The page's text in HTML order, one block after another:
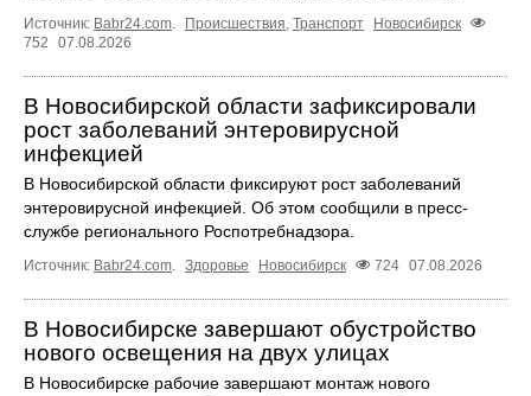
Источник: Babr24.com. Происшествия, Транспорт
Новосибирск
752
07.08.2026
В Новосибирской области зафиксировали
рост заболеваний энтеровирусной
инфекцией
В Новосибирской области фиксируют рост заболеваний
энтеровирусной инфекцией. Об этом сообщили в пресс-
службе регионального Роспотребнадзора.
Источник: Babr24.com. Здоровье Новосибирск 724 07.08.2026
В Новосибирске завершают обустройство
нового освещения на двух улицах
В Новосибирске рабочие завершают монтаж нового